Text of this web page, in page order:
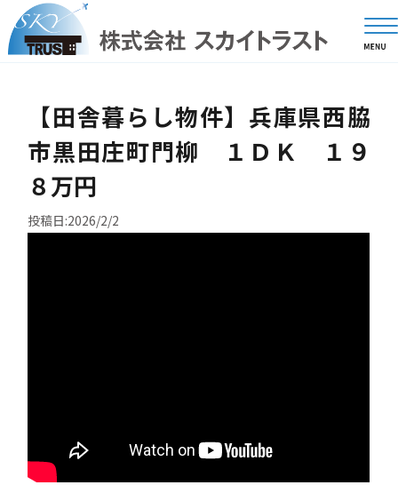
【田舎暮らし物件】兵庫県西脇
市黒田庄町門柳 １ＤＫ １９
８万円
投稿日:2026/2/2